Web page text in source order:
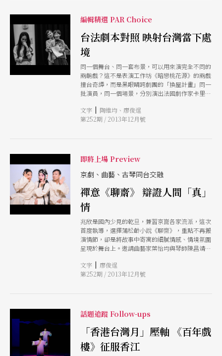
編輯精選 PAR Choice
台法劇本對照 映射台灣當下處
境
同一個舞台、同一套布景，可以用來演完全不同的
兩齣戲？這不是表演工作坊《暗戀桃花源》的兩戲
撞台奇譚，而是黑眼睛跨劇團的「換屋計畫」同一
批演員，同一個場景，分別演出法國劇作家卡里耶
影》，鴻鴻強調，把兩齣戲搭起來會有另外一層意
義，揭露了「我們以為自己生活得很自由，但其實
文字 | 陶維均、廖俊逞
第252期 / 2013年12月號
即將上場 Preview
京劇、曲藝、古琴同台交融
禪意《聊齋》 辯證人間「真」
情
兆欣是國內少見的乾旦，兼習京崑各家流派，這次
首度執導，選擇蒲松齡小說《聊齋》，重點不再搬
演情節，卻是將故事中寄寓的細膩情感、情境氛圍
呈現於舞台上。邀請曲藝家葉怡均與琴師陳昌靖合
回擺盪，凝練如詩，寫意如畫，渲染情感聚散的無
奈悵然。兆欣表示，他想傳達的無非是一點人間
文字 | 廖俊逞
第252期 / 2013年12月號
話題追蹤 Follow-ups
「香港台灣月」壓軸 《百年戲
樓》征服香江